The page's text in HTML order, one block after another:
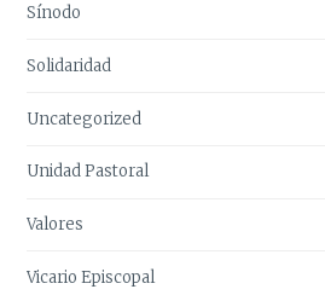
Sínodo
Solidaridad
Uncategorized
Unidad Pastoral
Valores
Vicario Episcopal